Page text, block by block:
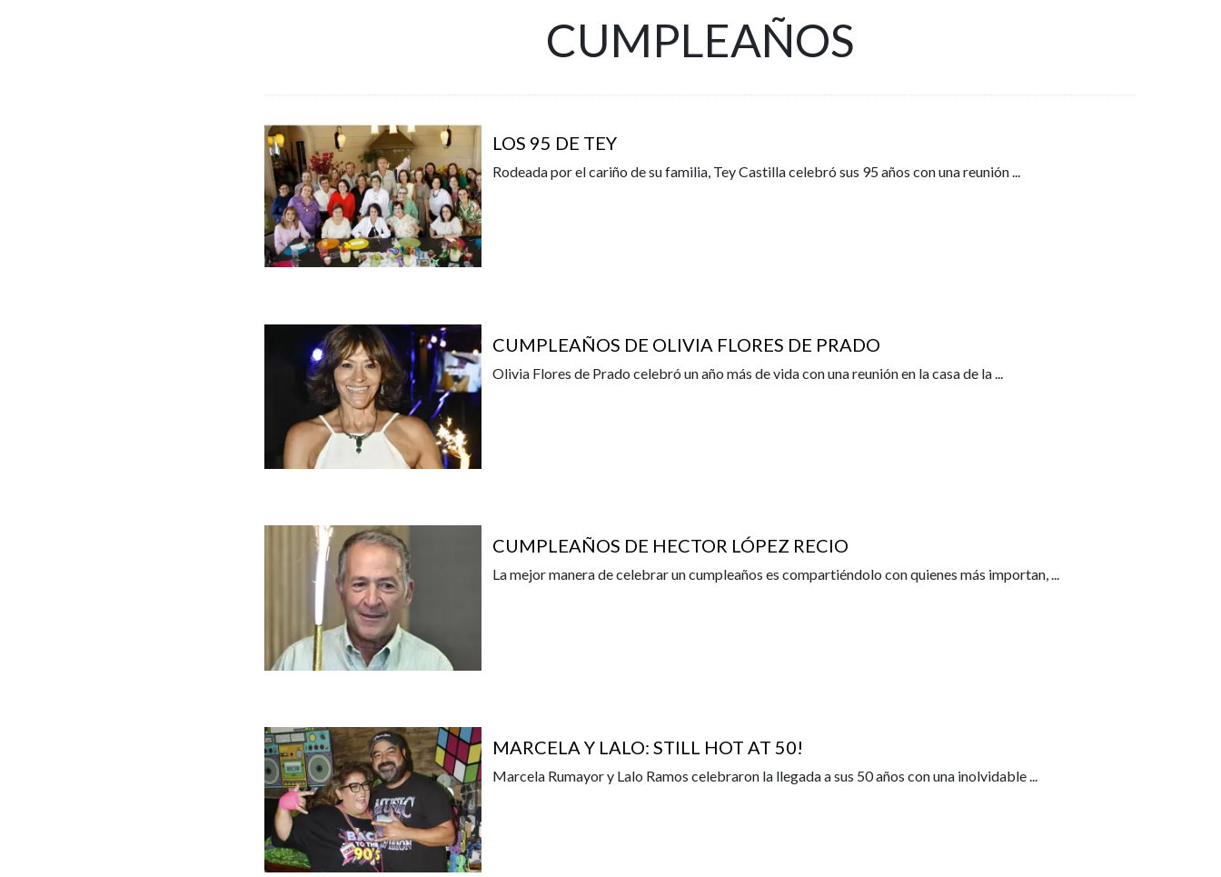
CUMPLEAÑOS
LOS 95 DE TEY
Rodeada por el cariño de su familia, Tey Castilla celebró sus 95 años con una reunión
CUMPLEAÑOS DE OLIVIA FLORES DE PRADO
Olivia Flores de Prado celebró un año más de vida con una reunión en la casa de la
CUMPLEAÑOS DE HECTOR LÓPEZ RECIO
La mejor manera de celebrar un cumpleaños es compartiéndolo con quienes más importan,...
MARCELA Y LALO: STILL HOT AT 50!
Marcela Rumayor y Lalo Ramos celebraron la llegada a sus 50 años con una inolvidable...